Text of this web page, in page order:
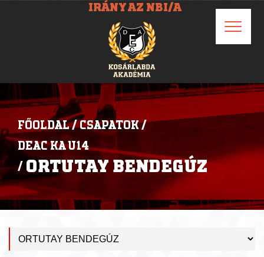
IRÁNY AZ NBI/A
FŐOLDAL / CSAPATOK /
DEAC KA U14
/ ORTUTAY BENDEGÚZ